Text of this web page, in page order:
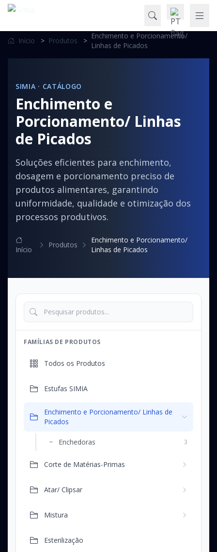
Início > Produtos >
Enchimento e Porcionamento/
Linhas de Picados
SIMIA · CATÁLOGO
Enchimento e
Porcionamento/ Linhas
de Picados
Soluções eficientes para enchimento,
dosagem e porcionamento preciso de
produtos alimentares, garantindo
uniformidade, qualidade e otimização dos
processos produtivos.
Início
Produtos
Enchimento e Porcionamento/
Linhas de Picados
FAMÍLIAS DE PRODUTOS
Todos os Produtos
Estufas SIMIA
Enchimento e Porcionamento/ Linhas de
Picados
Enchedoras 3
Corte de Matérias-Primas
Atar/ Clipsar
Mistura
Esterilização